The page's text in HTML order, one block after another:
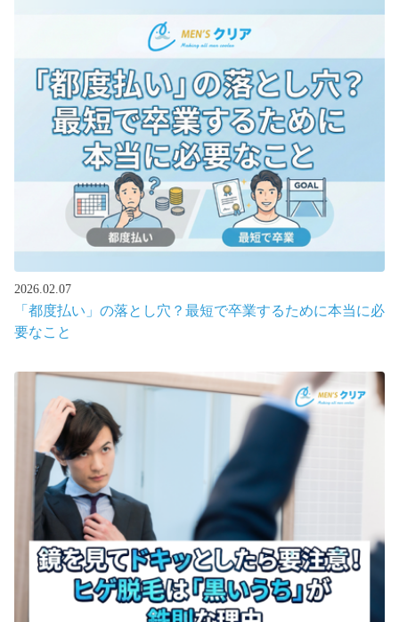
2026.02.07
「都度払い」の落とし穴？最短で卒業するために本当に必
要なこと